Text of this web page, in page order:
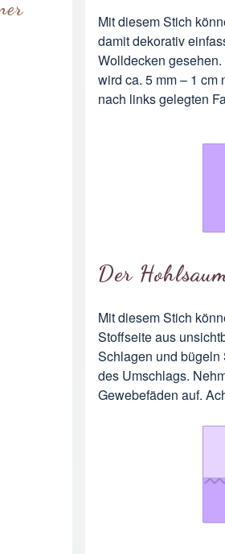
Mit diesem Stich
damit dekorativ
Wolldecken
wird ca. 5 mm – 1
nach links gelegten
Der
Mit diesem Stich
Stoffseite aus
Schlagen und bügeln
des Umschlags.
Gewebefäden auf.